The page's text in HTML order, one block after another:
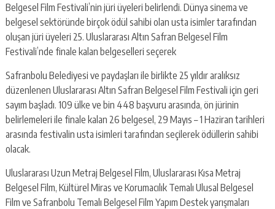
Belgesel Film Festivali’nin jüri üyeleri belirlendi. Dünya sinema ve
belgesel sektöründe birçok ödül sahibi olan usta isimler tarafından
oluşan jüri üyeleri 25. Uluslararası Altın Safran Belgesel Film
Festivali’nde finale kalan belgeselleri seçerek
Safranbolu Belediyesi ve paydaşları ile birlikte 25 yıldır aralıksız
düzenlenen Uluslararası Altın Safran Belgesel Film Festivali için geri
sayım başladı. 109 ülke ve bin 448 başvuru arasında, ön jürinin
belirlemeleri ile finale kalan 26 belgesel, 29 Mayıs – 1 Haziran tarihleri
arasında festivalin usta isimleri tarafından seçilerek ödüllerin sahibi
olacak.
Uluslararası Uzun Metraj Belgesel Film, Uluslararası Kısa Metraj
Belgesel Film, Kültürel Miras ve Korumacılık Temalı Ulusal Belgesel
Film ve Safranbolu Temalı Belgesel Film Yapım Destek yarışmaları